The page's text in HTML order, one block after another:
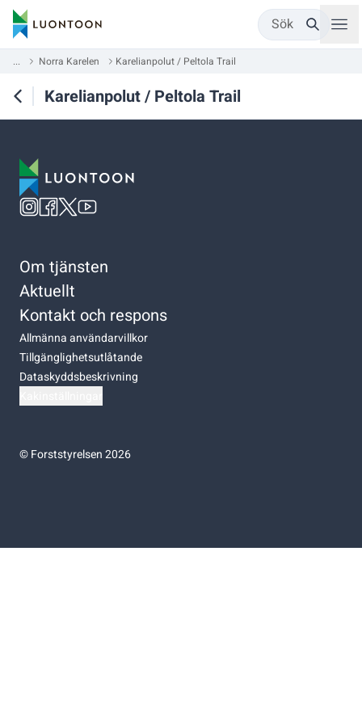
Sök
... Norra Karelen Karelianpolut / Peltola Trail
Karelianpolut / Peltola Trail
Om tjänsten
Aktuellt
Kontakt och respons
Allmänna användarvillkor
Tillgänglighetsutlåtande
Dataskyddsbeskrivning
©Forststyrelsen 2026